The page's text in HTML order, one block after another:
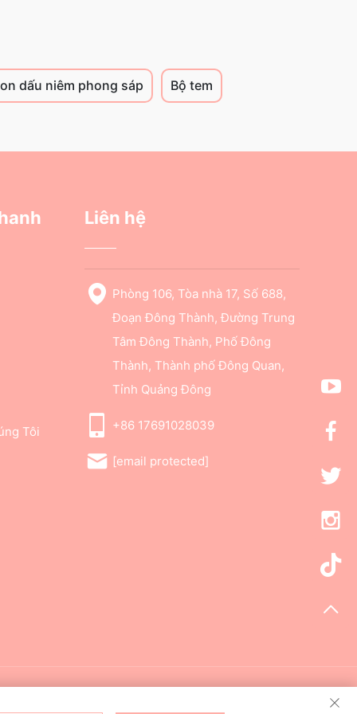
dấu niêm phong sáp Bộ tem
Tôi
Liên hệ
Phòng 106, Tòa nhà 17, Số 688,
Đoạn Đông Thành, Đường Trung
Tâm Đông Thành, Phố Đông
Thành, Thành phố Đông Quan,
Tỉnh Quảng Đông
+86 17691028039
[email protected]